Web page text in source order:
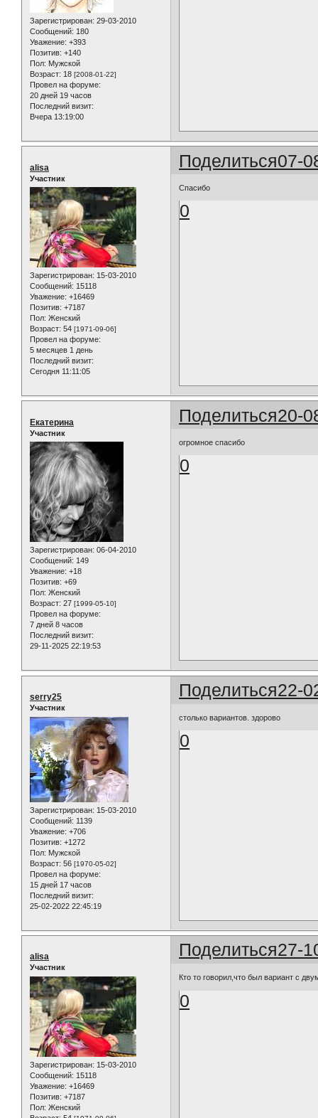
Зарегистрирован: 29-03-2010
Сообщений: 180
Уважение: +393
Позитив: +140
Пол: Мужской
Возраст: 18 [2008-01-22]
Провел на форуме:
20 дней 19 часов
Последний визит:
Вчера 13:19:00
Поделиться07-
alisa
Участник
Зарегистрирован: 15-03-2010
Сообщений: 15118
Уважение: +16469
Позитив: +7187
Пол: Женский
Возраст: 54 [1971-09-06]
Провел на форуме:
5 месяцев 1 день
Последний визит:
Сегодня 11:11:05
Спасибо
0
Поделиться20-
Екатерина
Участник
Зарегистрирован: 06-04-2010
Сообщений: 149
Уважение: +18
Позитив: +69
Пол: Женский
Возраст: 27 [1999-05-10]
Провел на форуме:
7 дней 8 часов
Последний визит:
29-11-2025 22:19:53
огромное спасибо
0
Поделиться22-
serry25
Участник
Зарегистрирован: 15-03-2010
Сообщений: 1139
Уважение: +706
Позитив: +1272
Пол: Мужской
Возраст: 56 [1970-05-02]
Провел на форуме:
15 дней 17 часов
Последний визит:
25-02-2022 22:45:19
столько вариантов. здорово
0
Поделиться27-
alisa
Участник
Зарегистрирован: 15-03-2010
Сообщений: 15118
Уважение: +16469
Позитив: +7187
Пол: Женский
Кто то говорил,что был вариант с
0